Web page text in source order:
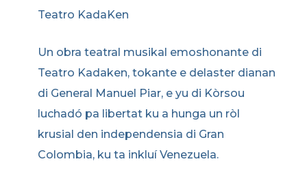
Teatro KadaKen
Un obra teatral musikal emoshonante di
Teatro Kadaken, tokante e delaster dianan
di General Manuel Piar, e yu di Kòrsou
luchadó pa libertat ku a hunga un ròl
krusial den independensia di Gran
Colombia, ku ta inkluí Venezuela.